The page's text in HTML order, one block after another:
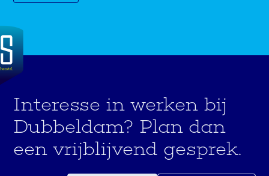
Interesse in werken bij
Dubbeldam? Plan dan
een vrijblijvend gesprek.